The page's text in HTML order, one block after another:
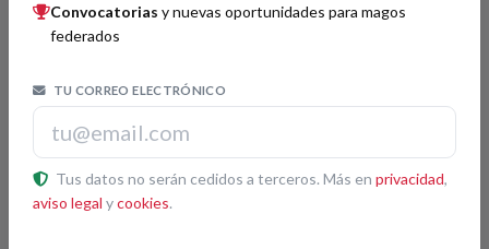
1 Jorge Luengo
Alfonso Sueskun
Magia General
Convocatorias y nuevas oportunidades para magos
federados
TU CORREO ELECTRÓNICO
Tus datos no serán cedidos a terceros. Más en privacidad,
aviso legal ycookies.